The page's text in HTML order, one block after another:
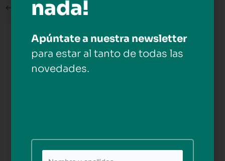
← Medios anterior
Deja una respuesta
Tu dirección de correo electrónico no será publicada.
nada!
Apúntate a nuestra newsletter
para estar al tanto de todas las
novedades.